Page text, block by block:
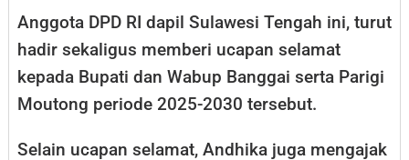
Anggota DPD RI dapil Sulawesi Tengah ini, turut
hadir sekaligus memberi ucapan selamat
kepada Bupati dan Wabup Banggai serta Parigi
Moutong periode 2025-2030 tersebut.
Selain ucapan selamat, Andhika juga mengajak